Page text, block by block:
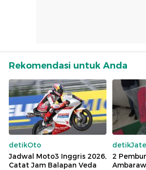
Rekomendasi untuk Anda
detikOto
Jadwal Moto3 Inggris 2026,
Catat Jam Balapan Veda
2